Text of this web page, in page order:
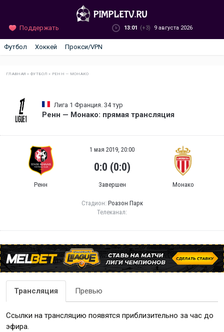
Поддержать 13:01 (+3) 9 августа 2026
Футбол Хоккей Прокси/VPN
ГЛАВНАЯ »ФУТБОЛ » РЕНН — МОНАКО
Лига 1 Франция. 34 тур
Ренн — Монако: прямая трансляция
Ренн
1 мая 2019, 20:00
0:0 (0:0)
Завершен Монако
Стадион: Роазон Парк
Телеканал:
Трансляция Превью
Ссылки на трансляцию появятся приблизительно за час до
эфира.